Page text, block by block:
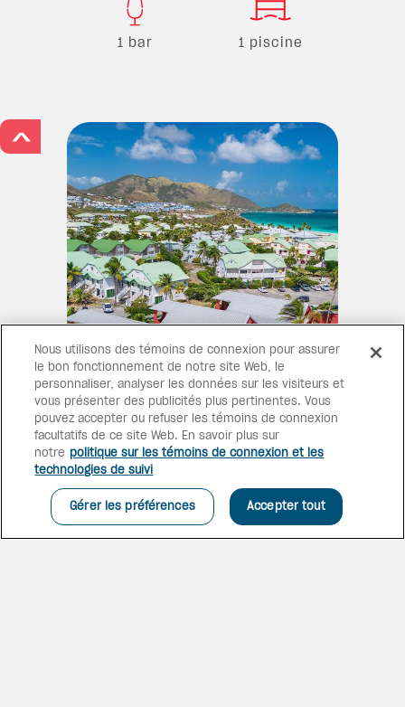
1 bar 1 piscine
BIENVENUE À PALM
COURT
Entrez dans une atmosphère
intime et privée à la Baie
jardin tropical, les 21 suites du
complexe disposent d’une
Nous utilisons des témoins de connexion pour assurer
le bon fonctionnement de notre site Web, le
personnaliser, analyser les données sur les visiteurs et
vous présenter des publicités plus pertinentes. Vous
pouvez accepter ou refuser les témoins de connexion
facultatifs de ce site Web. En savoir plus sur
notre politique sur les témoins de connexion et les
technologies de suivi
Gérer les préférences Accepter tout